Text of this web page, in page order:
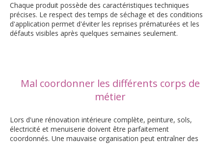
Chaque produit possède des caractéristiques techniques
précises. Le respect des temps de séchage et des conditions
d'application permet d'éviter les reprises prématurées et les
défauts visibles après quelques semaines seulement.
Mal coordonner les différents corps de
métier
Lors d'une rénovation intérieure complète, peinture, sols,
électricité et menuiserie doivent être parfaitement
coordonnés. Une mauvaise organisation peut entraîner des